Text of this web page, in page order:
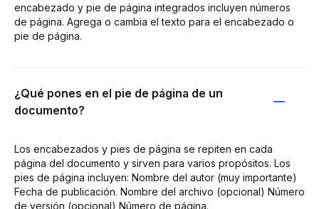
encabezado y pie de página integrados incluyen números
de página. Agrega o cambia el texto para el encabezado o
pie de página.
¿Qué pones en el pie de página de un
documento?
Los encabezados y pies de página se repiten en cada
página del documento y sirven para varios propósitos. Los
pies de página incluyen: Nombre del autor (muy importante)
Fecha de publicación. Nombre del archivo (opcional) Número
de versión (opcional) Número de página.